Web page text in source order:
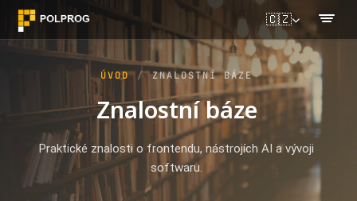
🇨🇿
Znalostní báze
Praktické znalosti o frontendu, nástrojích AI a vývoji
softwaru.
ÚVOD ZNALOSTNÍ BÁZE